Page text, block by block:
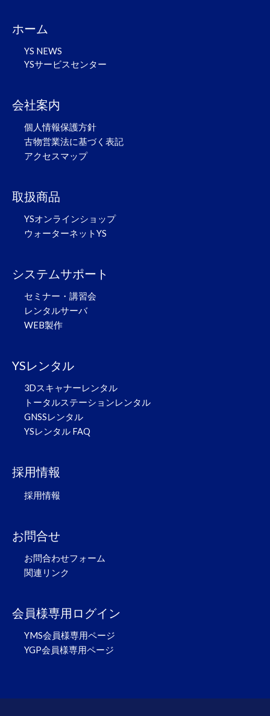
ホーム
YS NEWS
YSサービスセンター
会社案内
個人情報保護方針
古物営業法に基づく表記
アクセスマップ
取扱商品
YSオンラインショップ
ウォーターネットYS
システムサポート
セミナー・講習会
レンタルサーバ
WEB製作
YSレンタル
3Dスキャナーレンタル
トータルステーションレンタル
GNSSレンタル
YSレンタル FAQ
採用情報
採用情報
お問合せ
お問合わせフォーム
関連リンク
会員様専用ログイン
YMS会員様専用ページ
YGP会員様専用ページ